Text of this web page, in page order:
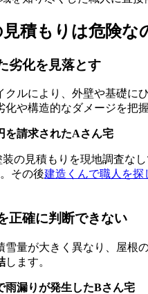
積もりは危険な
劣化を見落とす
ルにより、外壁や基礎に
や構造的なダメージを把
を請求されたAさん宅
の見積もりを現地調査な
その後建造くんで職人を探
正確に判断できない
量が大きく異なり、屋根
します。
雨漏りが発生したBさん宅